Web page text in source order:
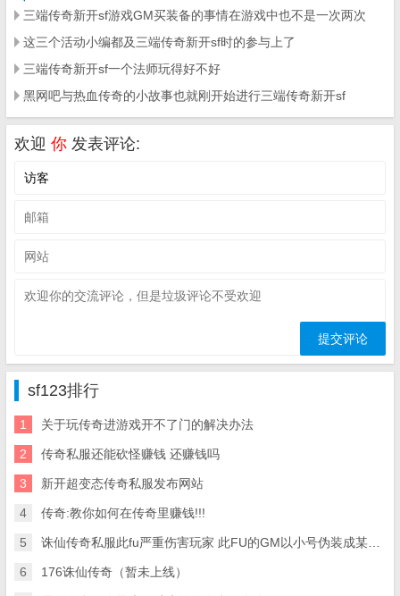
三端传奇新开sf游戏GM买装备的事情在游戏中也不是一次两次
这三个活动小编都及三端传奇新开sf时的参与上了
三端传奇新开sf一个法师玩得好不好
黑网吧与热血传奇的小故事也就刚开始进行三端传奇新开sf
欢迎 你 发表评论:
sf123排行
1 关于玩传奇进游戏开不了门的解决办法
2 传奇私服还能砍怪赚钱 还赚钱吗
3 新开超变态传奇私服发布网站
4 传奇:教你如何在传奇里赚钱!!!
5 诛仙传奇私服此fu严重伤害玩家 此FU的GM以小号伪装成某的行会 爱问知识
6 176诛仙传奇（暂未上线）